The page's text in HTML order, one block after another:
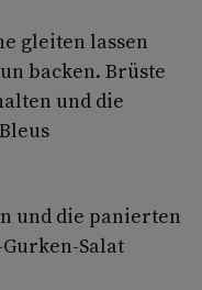
gleiten lassen
backen. Brüste
und die
und die panierten
Salat